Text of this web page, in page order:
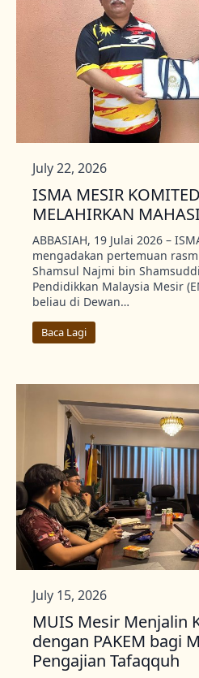
ISMA MESIR
MELAHIRKAN
July 22, 2026
ABBASIAH, 19 Julai 2026 –
mengadakan pertemuan
Shamsul Najmi bin
Pendidikkan Malaysia Mesir
beliau di Dewan…
Baca Lagi
MUIS Mesir Menjalin
dengan PAKEM bagi
Pengajian Tafaqquh
July 15, 2026